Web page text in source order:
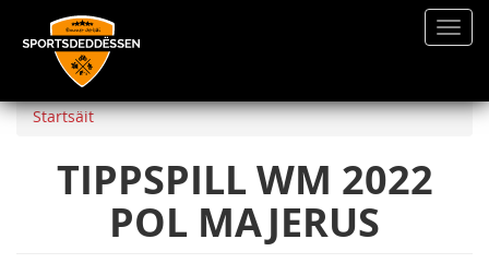
zum
InhaltStartsäit
TIPPSPILL WM 2022
POL MAJERUS